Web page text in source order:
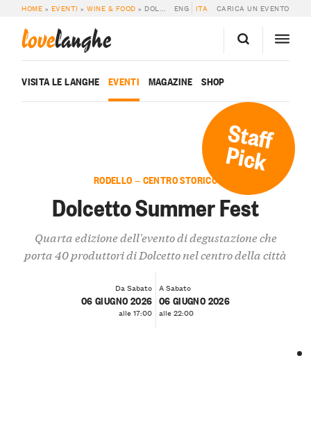
HOME » EVENTI »WINE & FOOD » DOLCETTO SUMMER FEST ENG ITA CARICA UN EVENTO
lovelanghe
VISITA LE LANGHE EVENTI MAGAZINE SHOP
Staff
Pick
RODELLO — CENTRO STORICO
Dolcetto Summer Fest
Quarta edizione dell'evento di degustazione che
porta 40 produttori di Dolcetto nel centro della città
Da Sabato
06 GIUGNO 2026
alle 17:00
A Sabato
06 GIUGNO 2026
alle 22:00